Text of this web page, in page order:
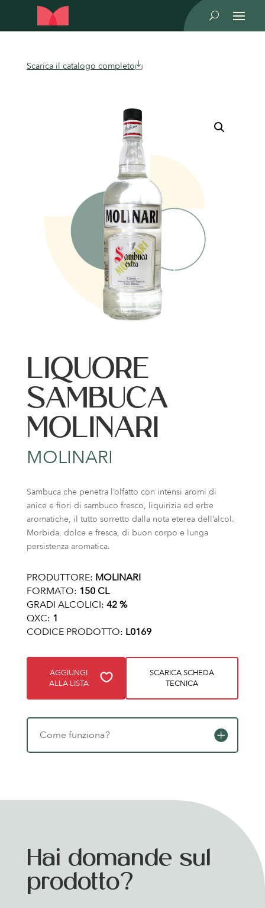
U
Scarica il catalogo completo
LIQUORE
SAMBUCA
MOLINARI
MOLINARI
Sambuca che penetra l’olfatto con intensi aromi di
anice e fiori di sambuco fresco, liquirizia ed erbe
aromatiche, il tutto sorretto dalla nota eterea dell’alcol.
Morbida, dolce e fresca, di buon corpo e lunga
persistenza aromatica.
PRODUTTORE: MOLINARI
FORMATO: 150 CL
GRADI ALCOLICI: 42 %
QXC: 1
CODICE PRODOTTO: L0169
AGGIUNGI
ALLA LISTA
SCARICA SCHEDA
TECNICA
Come funziona?
Hai domande sul
prodotto?